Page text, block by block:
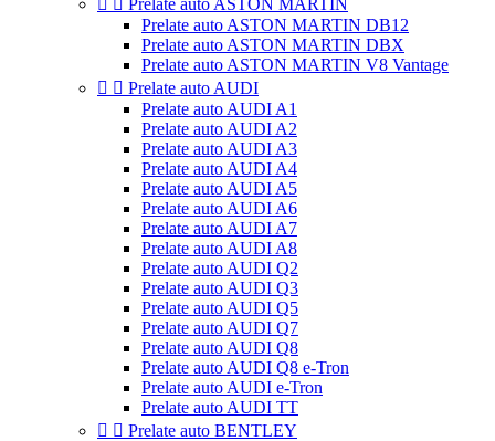
  Prelate auto ASTON MARTIN
Prelate auto ASTON MARTIN DB12
Prelate auto ASTON MARTIN DBX
Prelate auto ASTON MARTIN V8 Vantage
  Prelate auto AUDI
Prelate auto AUDI A1
Prelate auto AUDI A2
Prelate auto AUDI A3
Prelate auto AUDI A4
Prelate auto AUDI A5
Prelate auto AUDI A6
Prelate auto AUDI A7
Prelate auto AUDI A8
Prelate auto AUDI Q2
Prelate auto AUDI Q3
Prelate auto AUDI Q5
Prelate auto AUDI Q7
Prelate auto AUDI Q8
Prelate auto AUDI Q8 e-Tron
Prelate auto AUDI e-Tron
Prelate auto AUDI TT
  Prelate auto BENTLEY